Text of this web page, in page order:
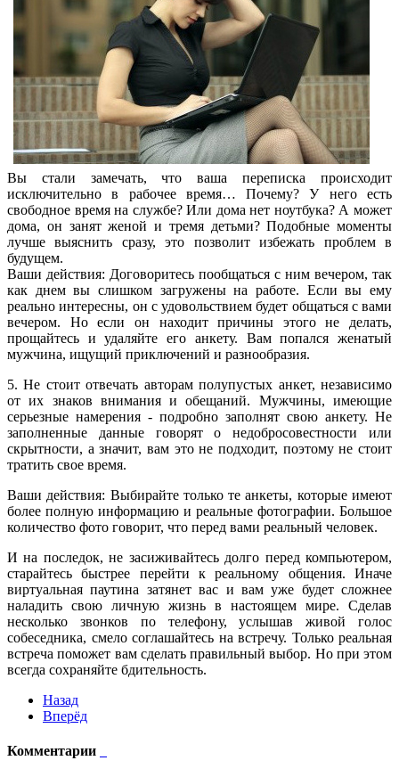
Вы стали замечать, что ваша переписка происходит
исключительно в рабочее время… Почему? У него есть
свободное время на службе? Или дома нет ноутбука? А может
дома, он занят женой и тремя детьми? Подобные моменты
лучше выяснить сразу, это позволит избежать проблем в
будущем.
Ваши действия: Договоритесь пообщаться с ним вечером, так
как днем вы слишком загружены на работе. Если вы ему
реально интересны, он с удовольствием будет общаться с вами
вечером. Но если он находит причины этого не делать,
прощайтесь и удаляйте его анкету. Вам попался женатый
мужчина, ищущий приключений и разнообразия.
5. Не стоит отвечать авторам полупустых анкет, независимо
от их знаков внимания и обещаний. Мужчины, имеющие
серьезные намерения - подробно заполнят свою анкету. Не
заполненные данные говорят о недобросовестности или
скрытности, а значит, вам это не подходит, поэтому не стоит
тратить свое время.
Ваши действия: Выбирайте только те анкеты, которые имеют
более полную информацию и реальные фотографии. Большое
количество фото говорит, что перед вами реальный человек.
И на последок, не засиживайтесь долго перед компьютером,
старайтесь быстрее перейти к реальному общения. Иначе
виртуальная паутина затянет вас и вам уже будет сложнее
наладить свою личную жизнь в настоящем мире. Сделав
несколько звонков по телефону, услышав живой голос
собеседника, смело соглашайтесь на встречу. Только реальная
встреча поможет вам сделать правильный выбор. Но при этом
всегда сохраняйте бдительность.
Назад
Вперёд
Комментарии